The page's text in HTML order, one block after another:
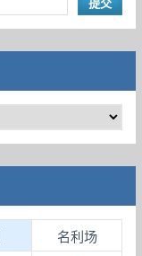
名利场